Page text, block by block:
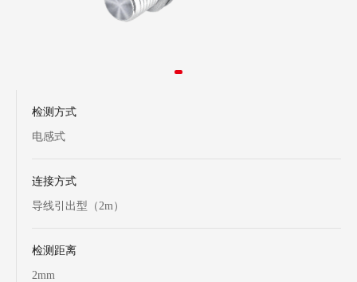
检测方式
电感式
连接方式
导线引出型（2m）
检测距离
2mm